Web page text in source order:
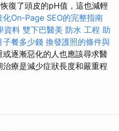
復了頭皮的pH值，這也減輕
化On-Page SEO的完整指南
資料 雙下巴醫美 防水 工程 助
子餐多少錢 換發護照的條件與
逐漸惡化的人也應該尋求醫
治療是減少症狀長度和嚴重程